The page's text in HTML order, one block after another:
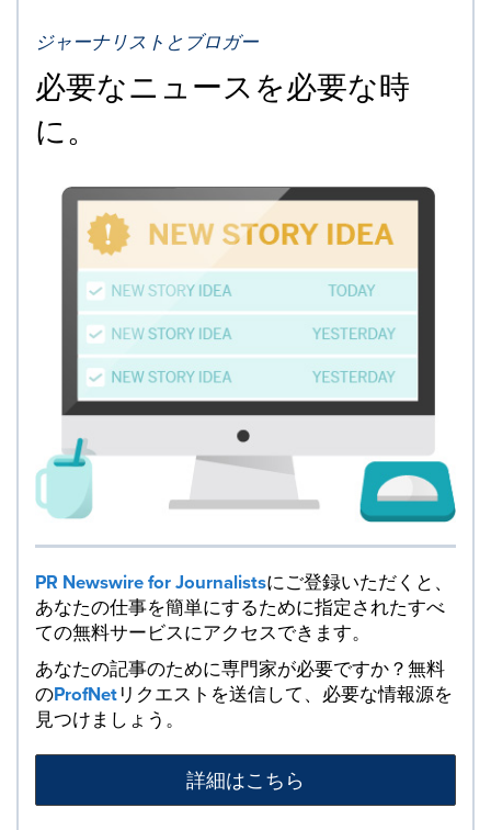
ジャーナリストとブロガー
必要なニュースを必要な時
に。
PR Newswire for Journalistsにご登録いただくと、
あなたの仕事を簡単にするために指定されたすべ
ての無料サービスにアクセスできます。
あなたの記事のために専門家が必要ですか？無料
のProfNetリクエストを送信して、必要な情報源を
見つけましょう。
詳細はこちら